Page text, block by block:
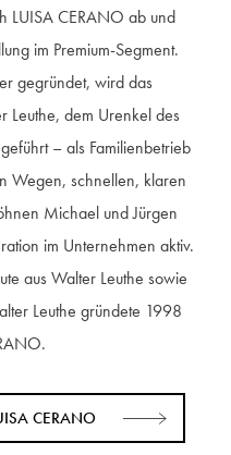
LUISA CERANO ab und
im Premium-Segment.
gegründet, wird das
Leuthe, dem Urenkel des
– als Familienbetrieb
Wegen, schnellen, klaren
Michael und Jürgen
im Unternehmen aktiv.
aus Walter Leuthe sowie
Leuthe gründete 1998
CERANO